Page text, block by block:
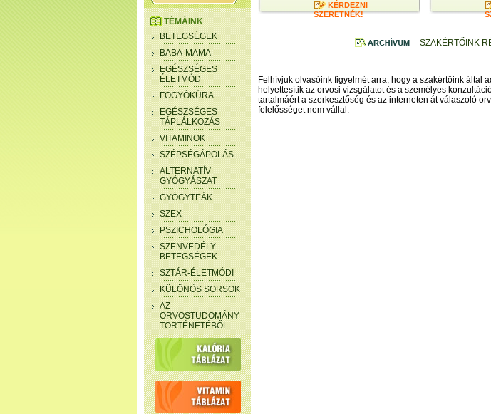
TÉMÁINK
BETEGSÉGEK
BABA-MAMA
EGÉSZSÉGES
ÉLETMÓD
FOGYÓKÚRA
EGÉSZSÉGES
TÁPLÁLKOZÁS
VITAMINOK
SZÉPSÉGÁPOLÁS
ALTERNATÍV
GYÓGYÁSZAT
GYÓGYTEÁK
SZEX
PSZICHOLÓGIA
SZENVEDÉLY-
BETEGSÉGEK
SZTÁR-ÉLETMÓDI
KÜLÖNÖS SORSOK
AZ
ORVOSTUDOMÁNY
TÖRTÉNETÉBŐL
KÉRDEZNI
SZERETNÉK!
SZAKÉRTŐINK
Felhívjuk olvasóink figyelmét arra, hogy a szakértőink által
helyettesítik az orvosi vizsgálatot és a személyes
tartalmáért a szerkesztőség és az interneten át válaszoló
felelősséget nem vállal.